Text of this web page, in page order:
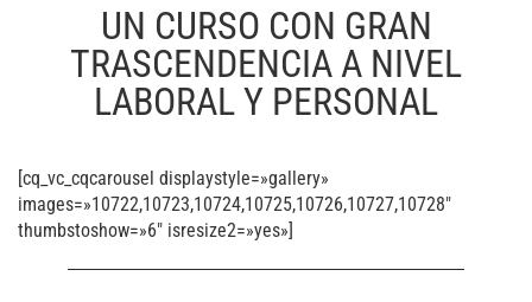
UN CURSO CON GRAN
TRASCENDENCIA A NIVEL
LABORAL Y PERSONAL
[cq_vc_cqcarousel displaystyle=»gallery»
images=»10722,10723,10724,10725,10726,10727,10728″
thumbstoshow=»6″ isresize2=»yes»]